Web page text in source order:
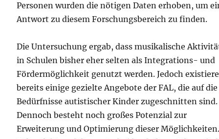
Personen wurden die nötigen Daten erhoben, um
Antwort zu diesem Forschungsbereich zu finden.
Die Untersuchung ergab, dass musikalische
in Schulen bisher eher selten als Integrations- und
Fördermöglichkeit genutzt werden. Jedoch
bereits einige gezielte Angebote der FAL, die auf die
Bedürfnisse autistischer Kinder zugeschnitten sind.
Dennoch besteht noch großes Potenzial zur
Erweiterung und Optimierung dieser